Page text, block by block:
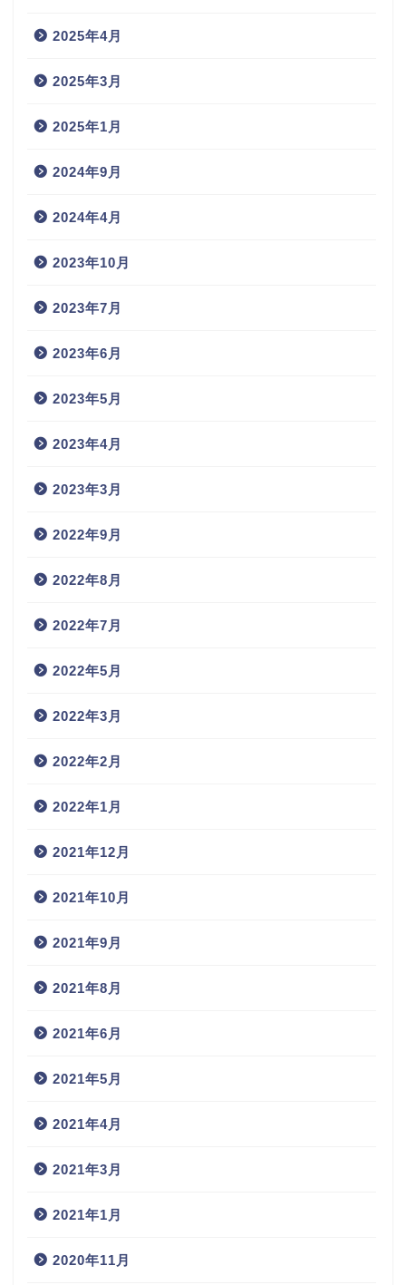
2025年4月
2025年3月
2025年1月
2024年9月
2024年4月
2023年10月
2023年7月
2023年6月
2023年5月
2023年4月
2023年3月
2022年9月
2022年8月
2022年7月
2022年5月
2022年3月
2022年2月
2022年1月
2021年12月
2021年10月
2021年9月
2021年8月
2021年6月
2021年5月
2021年4月
2021年3月
2021年1月
2020年11月